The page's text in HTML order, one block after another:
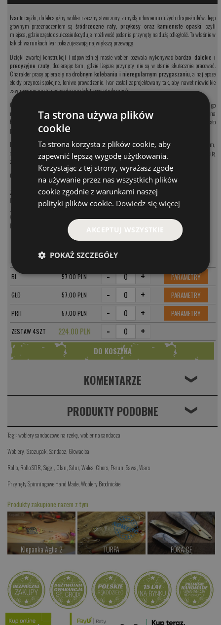
Ivarto ciężki, dalekosiężny wobler rzeczny stworzony z myślą o łowieniu dużych drapieżników. Jego
głównym przeznaczeniem są śródrzeczne rafy, przykosy oraz kamieniste opaski , czyli
miejsca, gdzie często o sukcesie decyduje możliwość podania przynęty na dużą odległość. To właśnie w
takich warunkach Ivar pokazuje swoją największą przewagę.
Dzięki zwartej konstrukcji i odpowiedniej masie wobler pozwala wykonywaćbardzo dalekie i
precyzyjne rzuty, docierając tam, gdzie lżejsze przynęty nie są w stanie skutecznie pracować.
Charakter pracy opiera się nadrobnym kolebaniu i nieregularnym przygaszaniu , a najlepsze
efekty przynosi spokojne, leniwe prowadzenie. Ivar został zaprojektowany tak, aby nawet niewielkie
zawirowania nurtu nadawały mu dodatkowej atrakcyjności.
Choć jest klasycznym woblerem sandaczowym na rzekę, od lat z powodzeniem wykorzystujemy go
również do łowieniaszczupaków na płytkiej wodzie. Szczególnie dobrze sprawdza się na
łowiskach o głębokości od około 1 do 3 metrów, gdzie prowadzenie z dłuższymi pauzami często
prowokuje największe ryby do ataku.
Ivar jest woblerem pływającym, dzięki czemu można pozwolić mu pracować daleko z nurtem,
dokładnie obławiając rozległe rzeczne miejscówki. To przynęta dla wędkarzy, którzy potrzebują
zasięgu, kontroli i skuteczności podczas łowienia dużych drapieżników.
Głębokość pracy około metra. Wobler uzbrojony w kotwice BKK #4.
Zobacz kategorię:
Przynęty na sandacza
Jerki na sandacza
Woblery na sandacza
Koguty na sandacza
57.00 PLN -
BL 57.00 PLN - + PARAMETRY
GLD 57.00 PLN - + PARAMETRY
PRH 57.00 PLN - + PARAMETRY
ZESTAW 4SZT 224.00 PLN - +
KOMENTARZE ❮
PRODUKTY PODOBNE ❮
Tagi:woblery sandaczowe na rzekę ,wobler na sandacza
Woblery ,Szczupak ,Sandacz Głowacica
Rollo Rollo SDR ,Siggi Glan ,Silur,Weles Chors Perun ,Sawa ,Wars
Przynęty Spinningowe Hand Made ,Woblery Brodnickie
Produkty zakupione razem z tym
Klepanka Aglia 2
Kup teraz >
TURPA
Kup teraz >
FOKA CF
Kup teraz >
Vetra
od 87.00 PLN
Ta strona używa plików
cookie
Ta strona korzysta z plików cookie, aby
zapewnić lepszą wygodę użytkowania.
Korzystając z tej strony, wyrażasz zgodę
na używanie przez nas wszystkich plików
cookie zgodnie z warunkami naszej
polityki plików cookie. Dowiedz się więcej
AKCEPTUJ WSZYSTKIE
POKAŻ SZCZEGÓŁY